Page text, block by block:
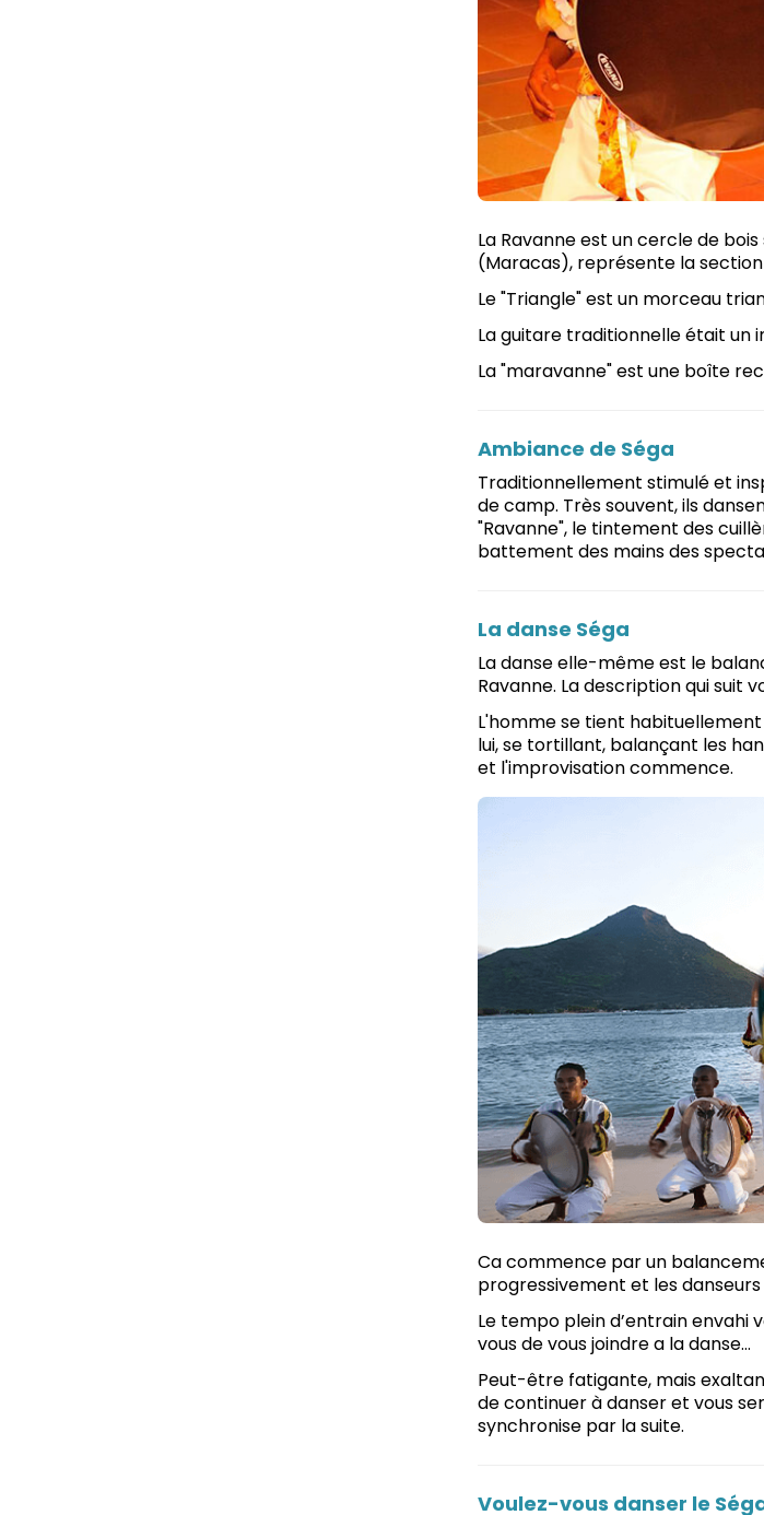
La Ravanne est un cercle de
(Maracas), représente la
Le "Triangle" est un morceau
La guitare traditionnelle était un
La "maravanne" est une boîte
Ambiance de Séga
Traditionnellement stimulé et
de camp. Très souvent, ils
"Ravanne", le tintement des
battement des mains des
La danse Séga
La danse elle-même est le
Ravanne. La description qui suit
L'homme se tient
lui, se tortillant, balançant les
et l'improvisation commence.
Ca commence par un
progressivement et les
Le tempo plein d’entrain
vous de vous joindre a la danse…
Peut-être fatigante, mais
de continuer à danser et vous
synchronise par la suite.
Voulez-vous danser le